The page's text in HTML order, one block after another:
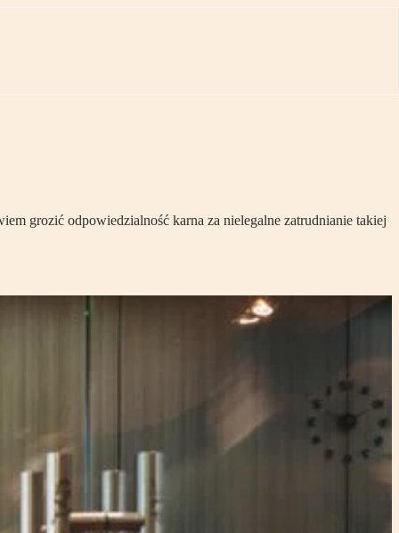
grozić odpowiedzialność karna za nielegalne zatrudnianie takiej